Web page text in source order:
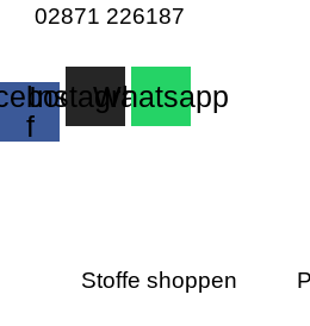
02871 226187
f
InstagramWhatsapp
Stoffe shoppen